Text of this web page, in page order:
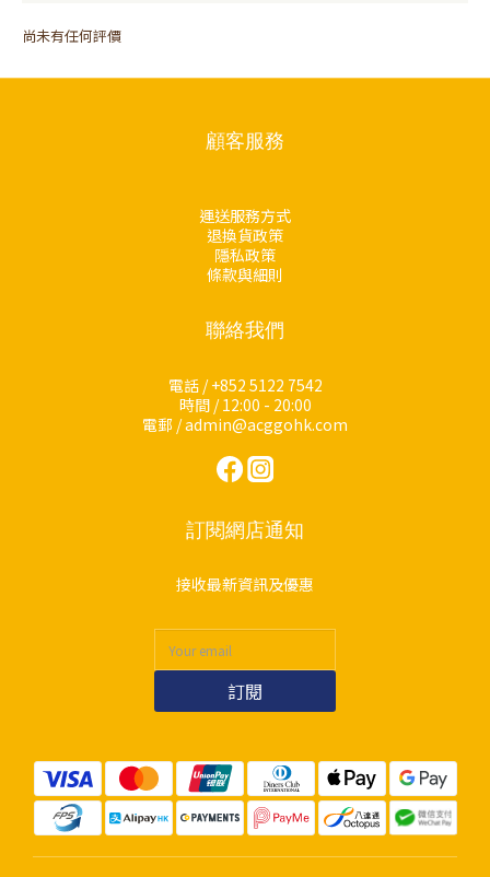
尚未有任何評價
顧客服務
運送服務方式
退換貨政策
隱私政策
條款與細則
聯絡我們
電話 / +852 5122 7542
時間 / 12:00 - 20:00
電郵 / admin@acggohk.com
訂閱網店通知
接收最新資訊及優惠
訂閱